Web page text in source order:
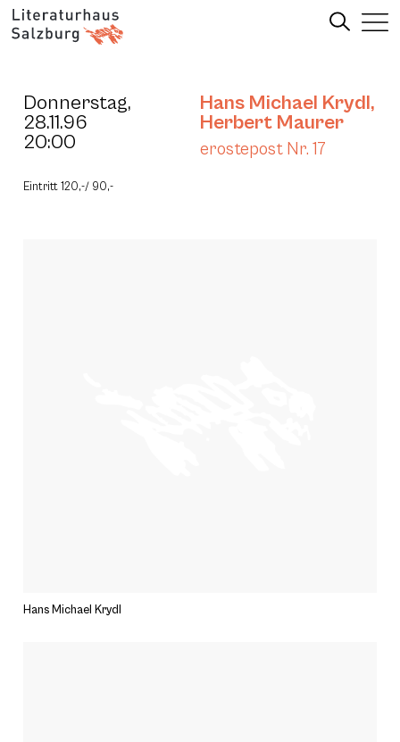
Donnerstag,
28.11.96
20:00
Hans Michael Krydl,
Herbert Maurer
erostepost Nr. 17
Eintritt 120,-/ 90,-
Hans Michael Krydl